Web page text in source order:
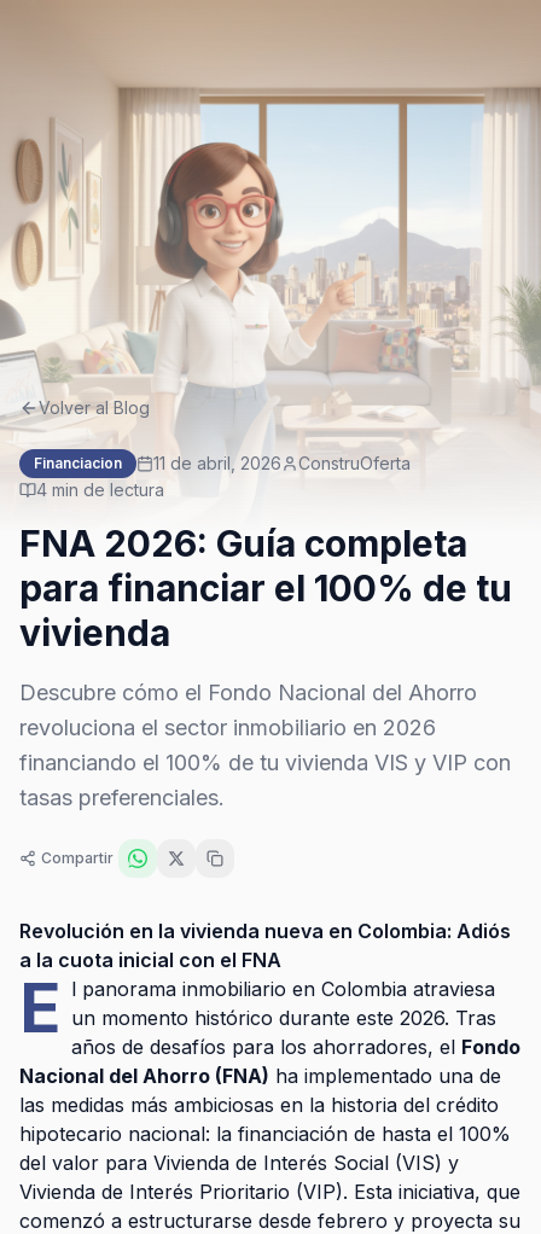
Volver al Blog
Financiacion 11 de abril, 2026
ConstruOferta
4 min de lectura
FNA 2026: Guía completa
para financiar el 100% de tu
vivienda
Descubre cómo el Fondo Nacional del Ahorro
revoluciona el sector inmobiliario en 2026
financiando el 100% de tu vivienda VIS y VIP con
tasas preferenciales.
Compartir
Revolución en la vivienda nueva en Colombia: Adiós
a la cuota inicial con el FNA
E l panorama inmobiliario en Colombia atraviesa
un momento histórico durante este 2026. Tras
años de desafíos para los ahorradores, el Fondo
Nacional del Ahorro (FNA) ha implementado una de
las medidas más ambiciosas en la historia del crédito
hipotecario nacional: la financiación de hasta el 100%
del valor para Vivienda de Interés Social (VIS) y
Vivienda de Interés Prioritario (VIP). Esta iniciativa, que
comenzó a estructurarse desde febrero y proyecta su